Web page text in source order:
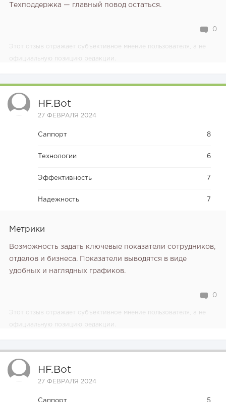
Техподдержка — главный повод остаться.
0
Этот отзыв отражает субъективное мнение пользователя, а не
официальную позицию редакции.
HF.bot
27 ФЕВРАЛЯ 2024
Саппорт 8
Технологии 6
Эффективность 7
Надежность 7
Метрики
Возможность задать ключевые показатели сотрудников,
отделов и бизнеса. Показатели выводятся в виде
удобных и наглядных графиков.
0
Этот отзыв отражает субъективное мнение пользователя, а не
официальную позицию редакции.
HF.bot
27 ФЕВРАЛЯ 2024